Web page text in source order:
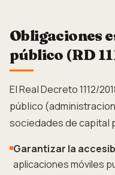
Obligaciones
público (RD
El Real Decreto 1112/
público
sociedades de capital
Garantizar la
aplicaciones móviles